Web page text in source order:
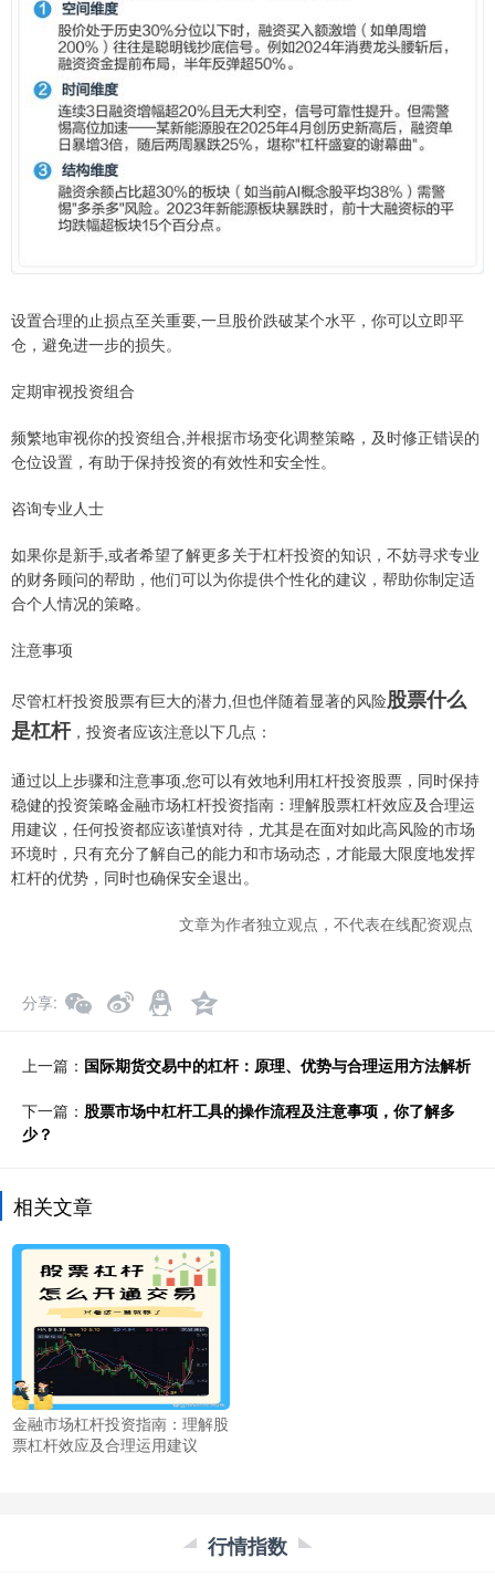
设置合理的止损点至关重要,一旦股价跌破某个水平，你可以立即平
仓，避免进一步的损失。
定期审视投资组合
频繁地审视你的投资组合,并根据市场变化调整策略，及时修正错误的
仓位设置，有助于保持投资的有效性和安全性。
咨询专业人士
如果你是新手,或者希望了解更多关于杠杆投资的知识，不妨寻求专业
的财务顾问的帮助，他们可以为你提供个性化的建议，帮助你制定适
合个人情况的策略。
注意事项
尽管杠杆投资股票有巨大的潜力,但也伴随着显著的风险股票什么
是杠杆，投资者应该注意以下几点：
通过以上步骤和注意事项,您可以有效地利用杠杆投资股票，同时保持
稳健的投资策略金融市场杠杆投资指南：理解股票杠杆效应及合理运
用建议，任何投资都应该谨慎对待，尤其是在面对如此高风险的市场
环境时，只有充分了解自己的能力和市场动态，才能最大限度地发挥
杠杆的优势，同时也确保安全退出。
文章为作者独立观点，不代表在线配资观点
分享
上一篇： 国际期货交易中的杠杆：原理、优势与合理运用方法解析
下一篇： 股票市场中杠杆工具的操作流程及注意事项，你了解多
少？
相关文章
金融市场杠杆投资指南：理解股
票杠杆效应及合理运用建议
行情指数